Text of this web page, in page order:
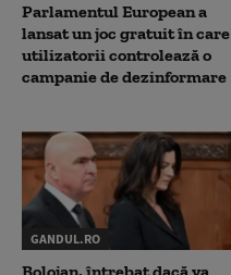
Parlamentul European a
lansat un joc gratuit în care
utilizatorii controlează o
campanie de dezinformare
GANDUL.RO